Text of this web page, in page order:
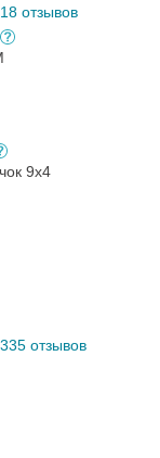
18 отзывов
9x4
335 отзывов